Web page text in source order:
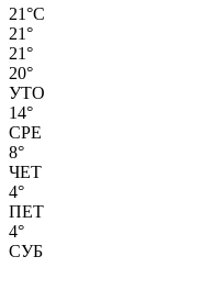
21°C
21°
21°
20°
УТО
14°
СРЕ
8°
ЧЕТ
4°
ПЕТ
4°
СУБ